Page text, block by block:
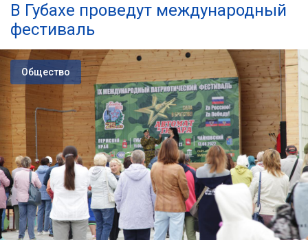
В Губахе проведут международный
фестиваль
Общество